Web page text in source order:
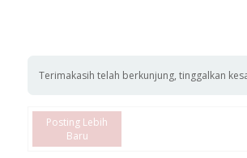
Terimakasih telah berkunjung, tinggalkan
Posting Lebih
Baru